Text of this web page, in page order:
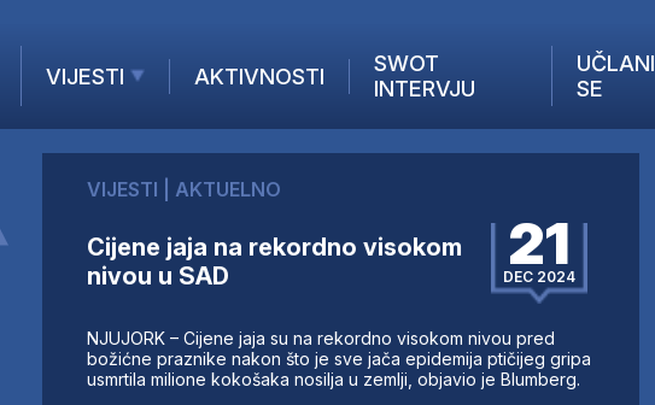
VIJESTI
AKTUELNO
KOMPANIJE
FINANSIJE
IZ STRANIH MEDIJA
AKTIVNOSTI
SWOT
INTERVJU
UČLANI
SE
VIJESTI AKTUELNO
Cijene jaja na rekordno visokom
nivou u SAD
21
DEC 2024
NJUJORK – Cijene jaja su na rekordno visokom nivou pred
božićne praznike nakon što je sve jača epidemija ptičijeg gripa
usmrtila milione kokošaka nosilja u zemlji, objavio je Blumberg.